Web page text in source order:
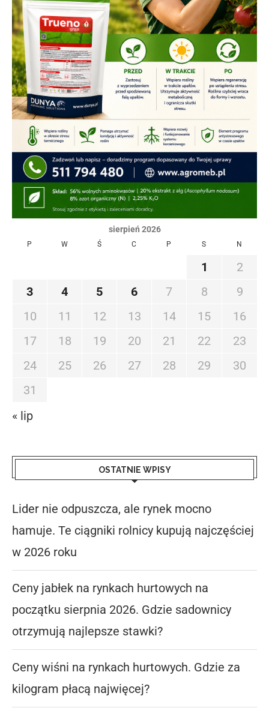
sierpień 2026
P W Ś C P S N
1
2
3
4 5 6 7 8
9
10
11 12 13 14 15
16
17
18 19 20 21 22
23
24
25 26 27 28 29
30
31
« lip
OSTATNIE WPISY
Lider nie odpuszcza, ale rynek mocno
hamuje. Te ciągniki rolnicy kupują najczęściej
w 2026 roku
Ceny jabłek na rynkach hurtowych na
początku sierpnia 2026. Gdzie sadownicy
otrzymują najlepsze stawki?
Ceny wiśni na rynkach hurtowych. Gdzie za
kilogram płacą najwięcej?